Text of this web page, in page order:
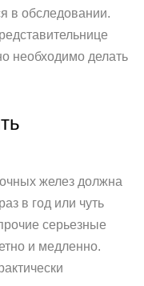
в обследовании.
необходимо делать
желез должна
в год или чуть
серьезные
и медленно.